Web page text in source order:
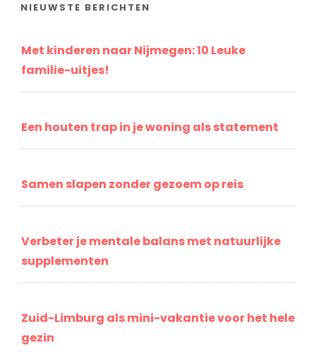
NIEUWSTE BERICHTEN
Met kinderen naar Nijmegen: 10 Leuke
familie-uitjes!
Een houten trap in je woning als statement
Samen slapen zonder gezoem op reis
Verbeter je mentale balans met natuurlijke
supplementen
Zuid-Limburg als mini-vakantie voor het hele
gezin